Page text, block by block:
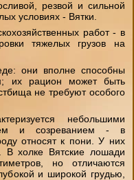
резвой и сильной
условиях - Вятки.
работ - в
тяжелых грузов на
они вполне способны
их рацион может быть
не требуют особого
небольшими
и созреванием - в
относят к пони. У них
В холке Вятские лошади
но отличаются
и широкой грудью,